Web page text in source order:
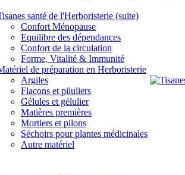
santé de l'Herboristerie (suite)
Confort Ménopause
Equilibre des dépendances
Confort de la circulation
Forme, Vitalité & Immunité
de préparation en Herboristerie
Argiles
Flacons et piluliers
Gélules et gélulier
Matières premières
Mortiers et pilons
Séchoirs pour plantes médicinales
Autre matériel